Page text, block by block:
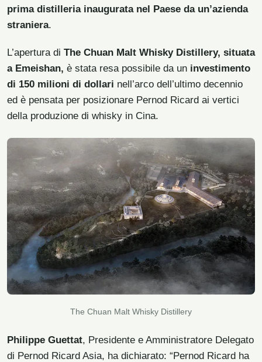
prima distilleria inaugurata nel Paese da un’azienda
straniera.
L’apertura di The Chuan Malt Whisky Distillery, situata
a Emeishan, è stata resa possibile da un investimento
di 150 milioni di dollari nell’arco dell’ultimo decennio
ed è pensata per posizionare Pernod Ricard ai vertici
della produzione di whisky in Cina.
The Chuan Malt Whisky Distillery
Philippe Guettat, Presidente e Amministratore Delegato
di Pernod Ricard Asia, ha dichiarato: “Pernod Ricard ha